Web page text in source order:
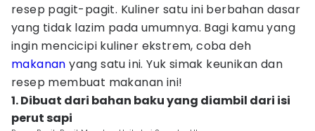
resep pagit-pagit. Kuliner satu ini berbahan dasar
yang tidak lazim pada umumnya. Bagi kamu yang
ingin mencicipi kuliner ekstrem, coba deh
makanan yang satu ini. Yuk simak keunikan dan
resep membuat makanan ini!
1. Dibuat dari bahan baku yang diambil dari isi
perut sapi